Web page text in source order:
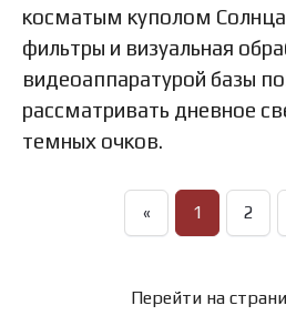
косматым куполом
фильтры и визуальная
видеоаппаратурой базы
рассматривать дневное
темных очков.
« 1 2
Перейти на